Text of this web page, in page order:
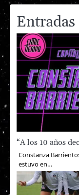
entradas
“A los 10 años
Constanza
estuvo en…